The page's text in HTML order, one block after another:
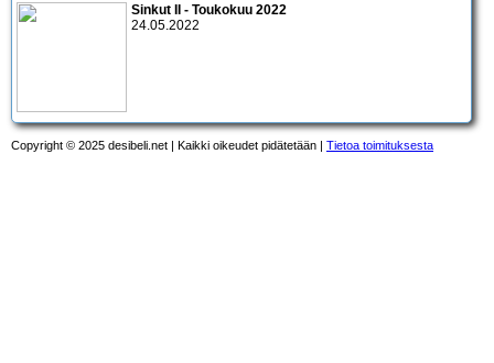
Sinkut II - Toukokuu 2022
24.05.2022
Copyright © 2025 desibeli.net | Kaikki oikeudet pidätetään | Tietoa toimituksesta